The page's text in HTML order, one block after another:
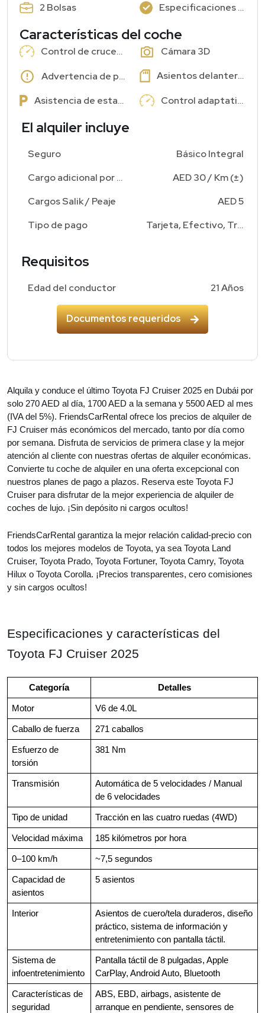
2 Bolsas
Especificaciones GCC: Sí
Características del coche
Control de crucero
Cámara 3D
Advertencia de punto ciego
Asientos delanteros con memoria
Asistencia de estacionamiento
Control adaptativo
El alquiler incluye
Seguro
Cargo adicional por kilometraje
Cargos Salik / Peaje
Tipo de pago
Básico Integral
AED 30 / Km (±)
AED 5
Tarjeta, Efectivo, Transferencia Bancaria
Requisitos
Edad del conductor 21 Años
Documentos requeridos
Alquila y conduce el último Toyota FJ Cruiser 2025 en Dubái por
solo 270 AED al día, 1700 AED a la semana y 5500 AED al mes
(IVA del 5%). FriendsCarRental ofrece los precios de alquiler de
FJ Cruiser más económicos del mercado, tanto por día como
por semana. Disfruta de servicios de primera clase y la mejor
atención al cliente con nuestras ofertas de alquiler económicas.
Convierte tu coche de alquiler en una oferta excepcional con
nuestros planes de pago a plazos. Reserva este Toyota FJ
Cruiser para disfrutar de la mejor experiencia de alquiler de
coches de lujo. ¡Sin depósito ni cargos ocultos!
FriendsCarRental garantiza la mejor relación calidad-precio con
todos los mejores modelos de Toyota, ya sea Toyota Land
Cruiser, Toyota Prado, Toyota Fortuner, Toyota Camry, Toyota
Hilux o Toyota Corolla. ¡Precios transparentes, cero comisiones
y sin cargos ocultos!
Especificaciones y características del
Toyota FJ Cruiser 2025
Categoría Detalles
Motor V6 de 4.0L
Caballo de fuerza 271 caballos
Esfuerzo de
torsión
381 Nm
Transmisión
Automática de 5 velocidades / Manual
de 6 velocidades
Tipo de unidad Tracción en las cuatro ruedas (4WD)
Velocidad máxima 185 kilómetros por hora
0–100 km/h ~7,5 segundos
Capacidad de
asientos
5 asientos
Interior
Asientos de cuero/tela duraderos, diseño
práctico, sistema de información y
entretenimiento con pantalla táctil.
Sistema de
infoentretenimiento
Pantalla táctil de 8 pulgadas, Apple
CarPlay, Android Auto, Bluetooth
Características de
seguridad
ABS, EBD, airbags, asistente de
arranque en pendiente, sensores de